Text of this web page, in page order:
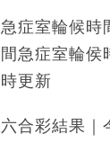
急症室輪候時
間急症室輪侯
時更新
六合彩結果｜